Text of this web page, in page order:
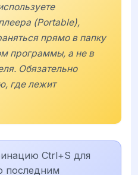
(Portable),
прямо в папку
программы, а не в
Обязательно
где лежит
Ctrl+S для
последним